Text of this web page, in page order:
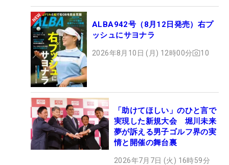
ALBA942号（8月12日発売）右プ
ッシュにサヨナラ
2026年8月10日 (月) 12時00分 10
「助けてほしい」のひと言で
実現した新規大会 堀川未来
夢が訴える男子ゴルフ界の実
情と開催の舞台裏
2026年7月7日 (火) 16時59分